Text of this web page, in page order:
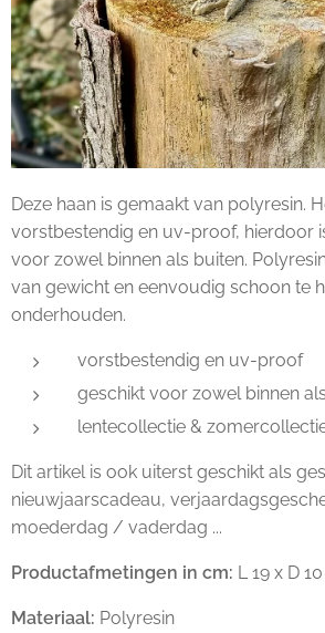
Deze haan is gemaakt van polyresin.
vorstbestendig en uv-proof, hierdoor
voor zowel binnen als buiten.
van gewicht en eenvoudig schoon te
onderhouden.
vorstbestendig en uv-proof
geschikt voor zowel binnen
lentecollectie &
Dit artikel is ook uiterst geschikt als
nieuwjaarscadeau,
moederdag / vaderdag ...
Productafmetingen in cm: L 19 x D
Materiaal: Polyresin